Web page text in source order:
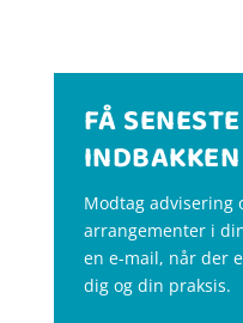
FÅ
INDBAKKEN
Modtag advisering
arrangementer i
en e-mail, når der
dig og din praksis.